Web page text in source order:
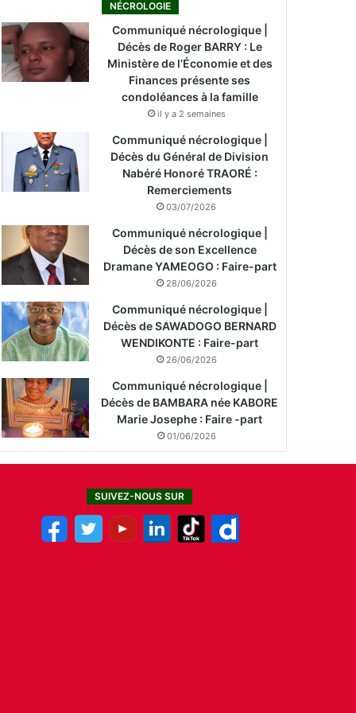
NÉCROLOGIE
Communiqué nécrologique |
Décès de Roger BARRY : Le
Ministère de l’Économie et des
Finances présente ses
condoléances à la famille
il y a 2 semaines
Communiqué nécrologique |
Décès du Général de Division
Nabéré Honoré TRAORÉ :
Remerciements
03/07/2026
Communiqué nécrologique |
Décès de son Excellence
Dramane YAMEOGO : Faire-part
28/06/2026
Communiqué nécrologique |
Décès de SAWADOGO BERNARD
WENDIKONTE : Faire-part
26/06/2026
Communiqué nécrologique |
Décès de BAMBARA née KABORE
Marie Josephe : Faire -part
01/06/2026
SUIVEZ-NOUS SUR